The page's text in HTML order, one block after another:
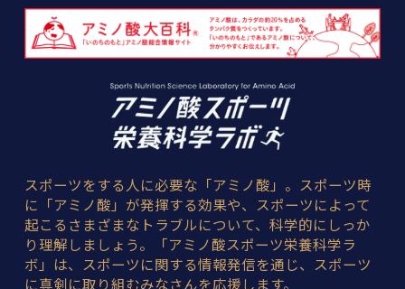
スポーツをする人に必要な「アミノ酸」。スポーツ時
に「アミノ酸」が発揮する効果や、スポーツによって
起こるさまざまなトラブルについて、科学的にしっか
り理解しましょう。「アミノ酸スポーツ栄養科学ラ
ボ」は、スポーツに関する情報発信を通じ、スポーツ
に真剣に取り組むみなさんを応援します。